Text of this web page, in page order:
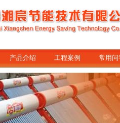
产品介绍 工程案例 常用问